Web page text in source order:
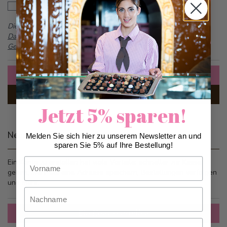
Passwort anzeigen
Dieses Formular ist durch reCAPTCHA geschützt -Google
Datenschutzbestimmungenund
Allgemeine
Geschäftsbedingungen
Anmelden
Passwort vergessen?
Neue Kunden
Ein Konto zu erstellen hat viele Vorteile: schneller zur Kasse
gehen, mehr als eine Adresse speichern, Bestellungen verfolgen
und mehr.
Ein Konto erstellen
Jetzt 5% sparen!
Melden Sie sich hier zu unserem Newsletter an und
sparen Sie 5% auf Ihre Bestellung!
Nachname
Email